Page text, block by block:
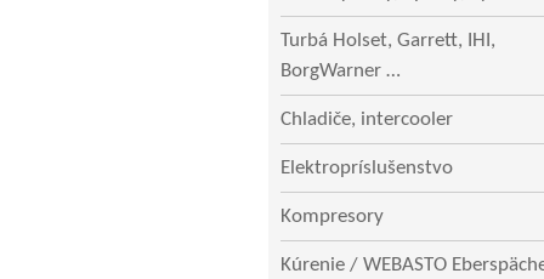
Turbá Holset, Garrett, IHI,
BorgWarner …
Chladiče, intercooler
Elektropríslušenstvo
Kompresory
Kúrenie / WEBASTO